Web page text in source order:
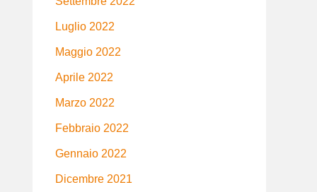
Luglio 2022
Maggio 2022
Aprile 2022
Marzo 2022
Febbraio 2022
Gennaio 2022
Dicembre 2021